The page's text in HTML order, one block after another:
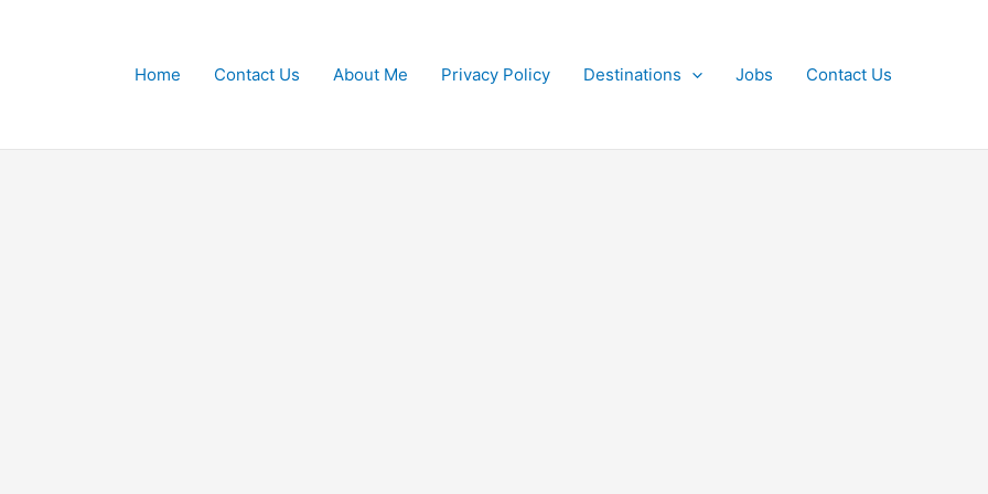
Home Contact Us About Me Privacy Policy Destinations Jobs Contact Us